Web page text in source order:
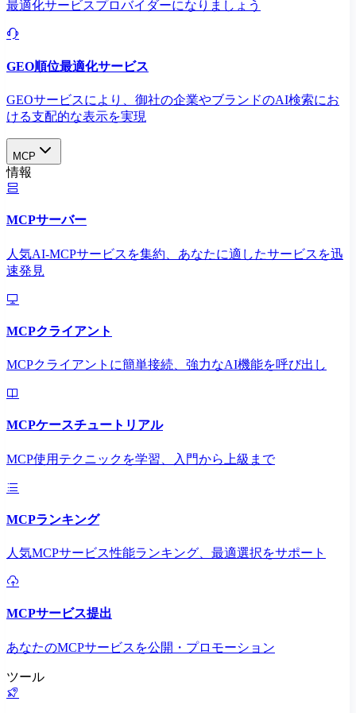
最適化サービスプロバイダーになりましょう
GEO順位最適化サービス
GEOサービスにより、御社の企業やブランドのAI検索にお
ける支配的な表示を実現​
MCP
情報
MCPサーバー
人気AI-MCPサービスを集約、あなたに適したサービスを迅
速発見
MCPクライアント
MCPクライアントに簡単接続、強力なAI機能を呼び出し
MCPケースチュートリアル
MCP使用テクニックを学習、入門から上級まで
MCPランキング
人気MCPサービス性能ランキング、最適選択をサポート
MCPサービス提出
あなたのMCPサービスを公開・プロモーション
ツール